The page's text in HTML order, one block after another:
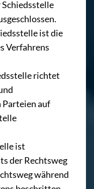
ist die
Verfahrens
richtet
Parteien auf
ist
der Rechtsweg
während